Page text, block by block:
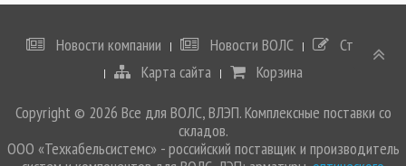
Новости компании Новости ВОЛС
Статьи
Карта сайта
Корзина
Copyright © 2026 Все для ВОЛС, ВЛЭП. Комплексные поставки со
складов.
ООО «Техкабельсистемс» - российский поставщик и производитель